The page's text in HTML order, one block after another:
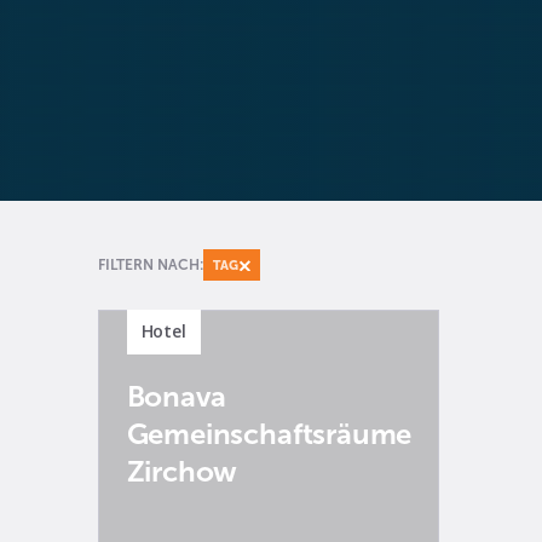
FILTERN NACH: TAG
Hotel
Bonava
Gemeinschaftsräume
Zirchow